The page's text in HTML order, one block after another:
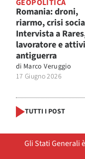
GEOPOLITICA
Romania: droni,
riarmo, crisi
Intervista a
lavoratore e
antiguerra
di Marco Veruggio
17 Giugno 2026
TUTTI I POST
Gli Stati Generali